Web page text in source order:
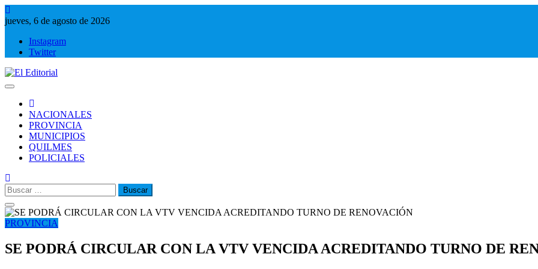
Saltar
al
jueves, 6 de agosto de 2026
Instagram
Twitter
NACIONALES
PROVINCIA
MUNICIPIOS
QUILMES
POLICIALES
Buscar:
PROVINCIA
SE PODRÁ CIRCULAR CON LA VTV VENCIDA ACREDITANDO TURNO DE